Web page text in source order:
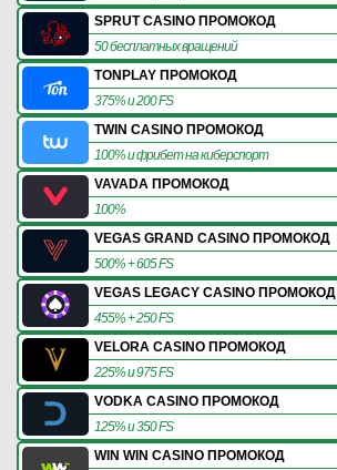
SPRUT CASINO ПРОМОКОД
50 бесплатных вращений
TONPLAY ПРОМОКОД
375% и 200 FS
TWIN CASINO ПРОМОКОД
100% и фрибет на киберспорт
VAVADA ПРОМОКОД
100%
VEGAS GRAND CASINO ПРОМОКОД
500% + 605 FS
VEGAS LEGACY CASINO ПРОМОКОД
455% + 250 FS
VELORA CASINO ПРОМОКОД
225% и 975 FS
VODKA CASINO ПРОМОКОД
125% и 350 FS
WIN WIN CASINO ПРОМОКОД